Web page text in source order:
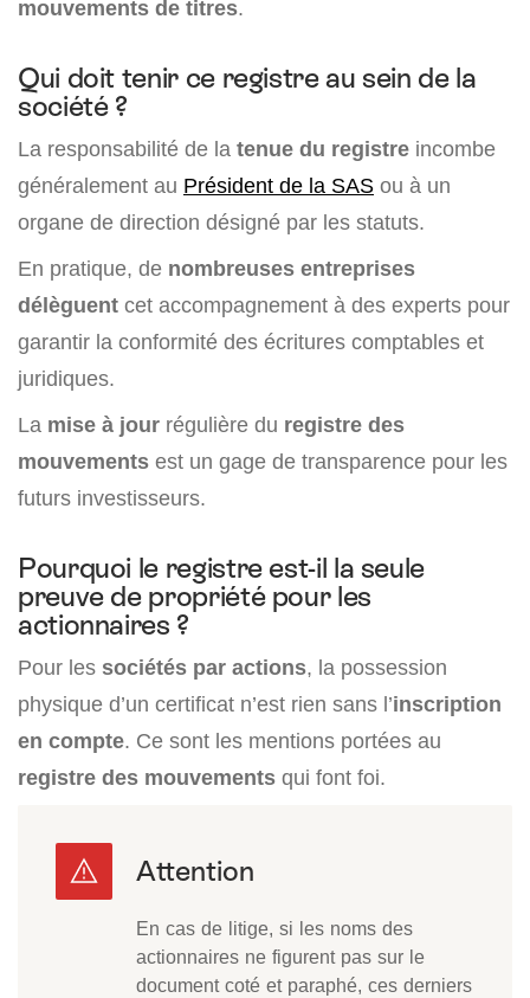
mouvements de titres.
Qui doit tenir ce registre au sein de la
société ?
La responsabilité de la tenue du registre incombe
généralement au Président de la SAS ou à un
organe de direction désigné par les statuts.
En pratique, de nombreuses entreprises
délèguent cet accompagnement à des experts pour
garantir la conformité des écritures comptables et
juridiques.
La mise à jour régulière du registre des
mouvements est un gage de transparence pour les
futurs investisseurs.
Pourquoi le registre est-il la seule
preuve de propriété pour les
actionnaires ?
Pour les sociétés par actions, la possession
physique d’un certificat n’est rien sans l’inscription
en compte. Ce sont les mentions portées au
registre des mouvements qui font foi.
En cas de litige, si les noms des
actionnaires ne figurent pas sur le
document coté et paraphé, ces derniers